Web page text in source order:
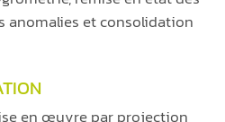
anomalies et consolidation
en œuvre par projection